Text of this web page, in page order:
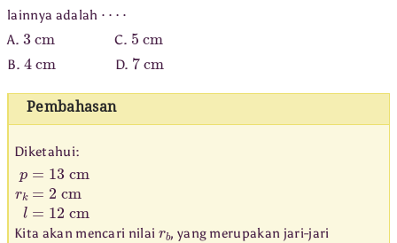
lainnya adalah
A. 3 C. 5
B. 4 D. 7
Pembahasan
Diketahui:
p=13 cmrk
Kita akan mencari nilai
, yang merupakan jari-jari